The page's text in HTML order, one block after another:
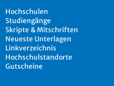
Hochschulen
Studiengänge
Skripte & Mitschriften
Neueste Unterlagen
Linkverzeichnis
Hochschulstandorte
Gutscheine